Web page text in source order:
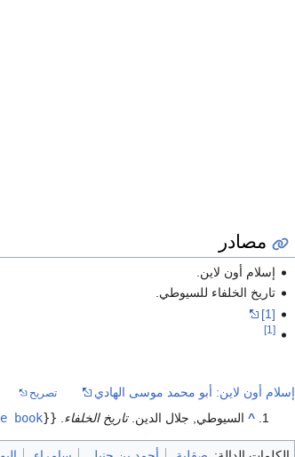
مصادر
إسلام أون لاين.
تاريخ الخلفاء للسيوطي.
[1]
[1]
إسلام أون لاين: أبو محمد موسى الهادي تصريح
^ السيوطي, جلال الدين.تاريخ الخلفاء {{
book